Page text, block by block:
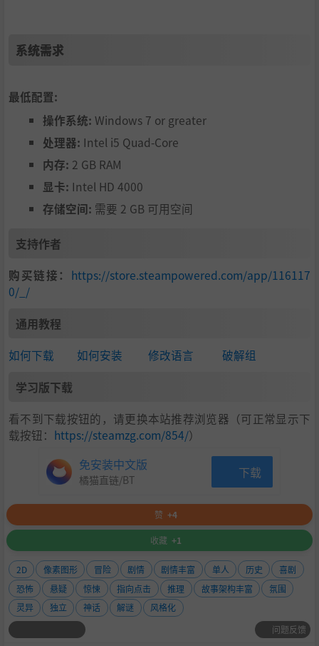
系统需求
最低配置:
操作系统: Windows 7 or greater
处理器: Intel i5 Quad-Core
内存: 2 GB RAM
显卡: Intel HD 4000
存储空间: 需要 2 GB 可用空间
支持作者
购买链接： https://store.steampowered.com/app/116117
0/_/
通用教程
如何下载 如何安装 修改语言 破解组
学习版下载
看不到下载按钮的，请更换本站推荐浏览器（可正常显示下
载按钮： https://steamzg.com/854/）
免安装中文版
橘猫直链/BT 下载
赞 +4
收藏 +1
2D 像素图形 冒险 剧情 剧情丰富 单人 历史
喜剧
恐怖
悬疑 惊悚 指向点击 推理 故事架构丰富
氛围
灵异
独立 神话 解谜
风格化
问题反馈